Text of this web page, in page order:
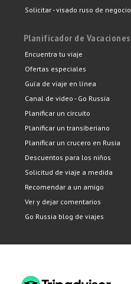
Solicitar - visado ruso de negocio
Planificador de Vacaciones
Encuentra tu viaje
Ofertas especiales
Guía de viaje en línea
Canal de video - Go Russia
Planificar un circuito
Planificar un transiberiano
Planificar un crucero en Rusia
Descuentos para los niños
Solicitud de viaje a medida
Recomendar a un amigo
Ver y dejar comentarios
Go Russia blog de viajes